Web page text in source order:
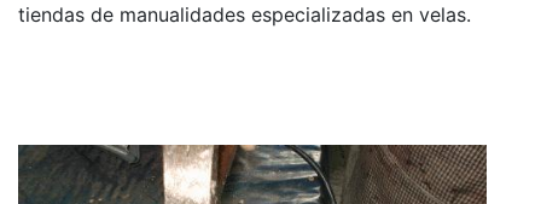
tiendas de manualidades especializadas en velas.